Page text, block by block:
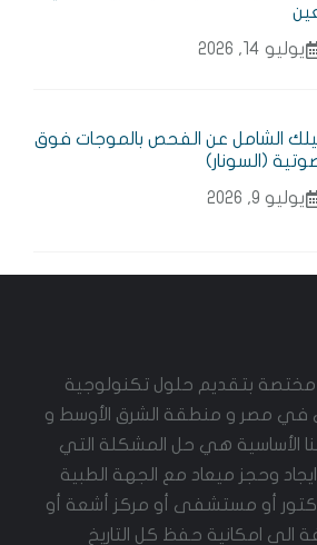
يوليو 14, 2026
الشامل عن الفحص بالموجات فوق
(السونار)
يوليو 9, 2026
بتقديم حلول تكنولوجية
في مصر و منطقة الشرق الأوسط و
الأساسية هي حل المشكلة التي
وحجز ميعاد مع الجهة الطبية
دكتور أو مستشفى أو مركز أشعة أو
الى امكانية حفظ كل التاريخ